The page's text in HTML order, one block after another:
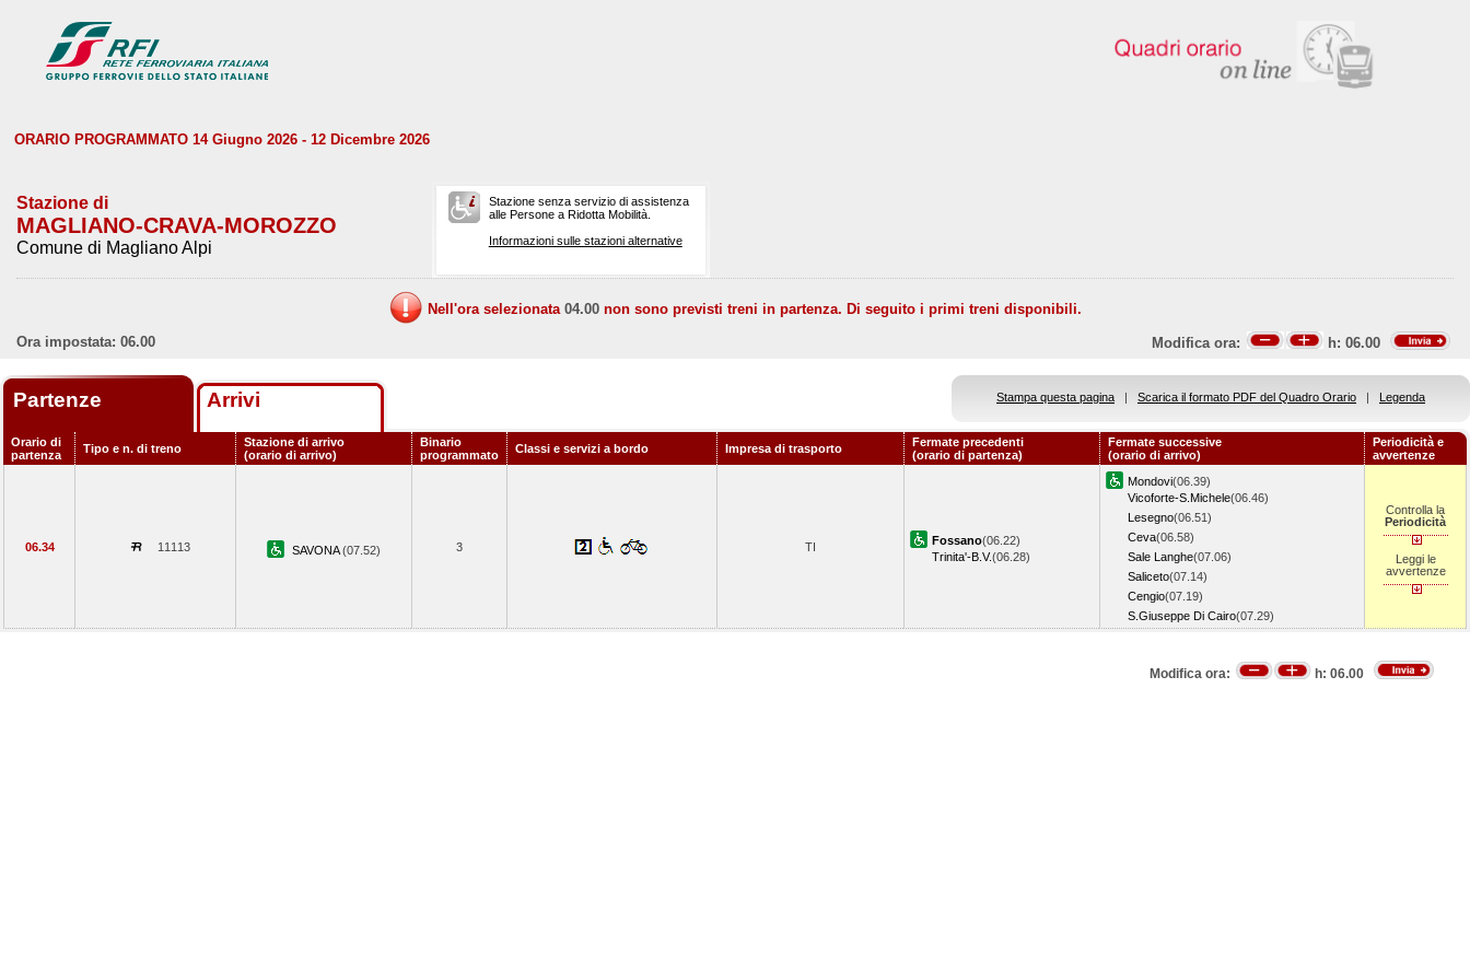
ORARIO PROGRAMMATO 14 Giugno 2026 - 12 Dicembre 2026
Stazione di
MAGLIANO-CRAVA-MOROZZO
Comune di Magliano Alpi
Stazione senza servizio di assistenza
alle Persone a Ridotta Mobilità.
Informazioni sulle stazioni alternative
Nell'ora selezionata 04.00 non sono previsti treni in partenza. Di seguito i primi treni disponibili.
Ora impostata: 06.00
Modifica ora: h: 06.00
Partenze Arrivi Stampa questa pagina | Scarica il formato PDF del Quadro Orario | Legenda
Orario di
partenza
Tipo e n. di treno
Stazione di arrivo
(orario di arrivo)
Binario
programmato
Classi e servizi a bordo Impresa di trasporto
Fermate precedenti
(orario di partenza)
Fermate successive
(orario di arrivo)
Periodicità e
avvertenze
06.34 11113 SAVONA(07.52) 3 TI Fossano(06.22)
Trinita'-B.V.(06.28)
Mondovi(06.39)
Vicoforte-S.Michele(06.46)
Lesegno(06.51)
Ceva(06.58)
Sale Langhe(07.06)
Saliceto(07.14)
Cengio(07.19)
S.Giuseppe Di Cairo(07.29)
Controlla la
Periodicità
Leggi le
avvertenze
Modifica ora: h: 06.00